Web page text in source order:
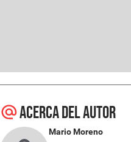
Acerca del autor
Mario Moreno